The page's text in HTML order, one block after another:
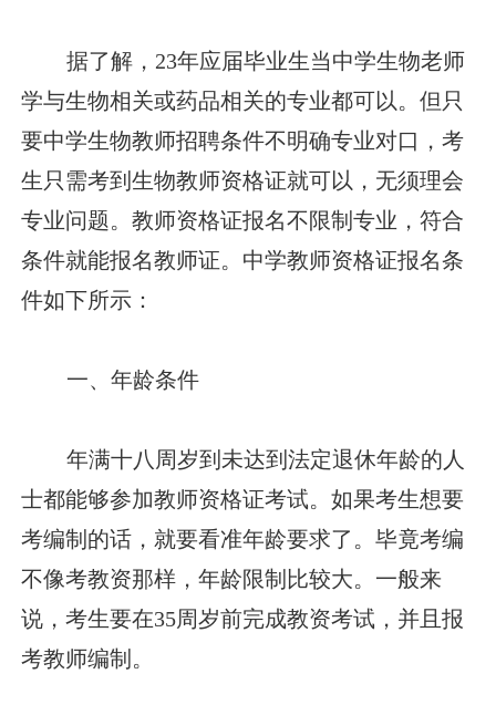
据了解，23年应届毕业生当中学生物老师
学与生物相关或药品相关的专业都可以。但只
要中学生物教师招聘条件不明确专业对口，考
生只需考到生物教师资格证就可以，无须理会
专业问题。教师资格证报名不限制专业，符合
条件就能报名教师证。中学教师资格证报名条
件如下所示：
一、年龄条件
年满十八周岁到未达到法定退休年龄的人
士都能够参加教师资格证考试。如果考生想要
考编制的话，就要看准年龄要求了。毕竟考编
不像考教资那样，年龄限制比较大。一般来
说，考生要在35周岁前完成教资考试，并且报
考教师编制。